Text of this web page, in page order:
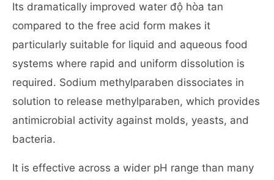
Its dramatically improved water độ hòa tan
compared to the free acid form makes it
particularly suitable for liquid and aqueous food
systems where rapid and uniform dissolution is
required. Sodium methylparaben dissociates in
solution to release methylparaben, which provides
antimicrobial activity against molds, yeasts, and
bacteria.
It is effective across a wider pH range than many